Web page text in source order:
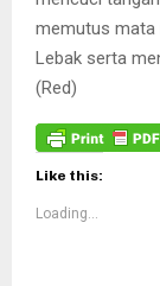
memutus mata
Lebak serta
(Red)
Like this:
Loading...